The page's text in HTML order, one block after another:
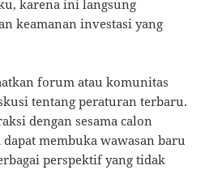
karena ini langsung
keamanan investasi yang
forum atau komunitas
tentang peraturan terbaru.
dengan sesama calon
membuka wawasan baru
perspektif yang tidak